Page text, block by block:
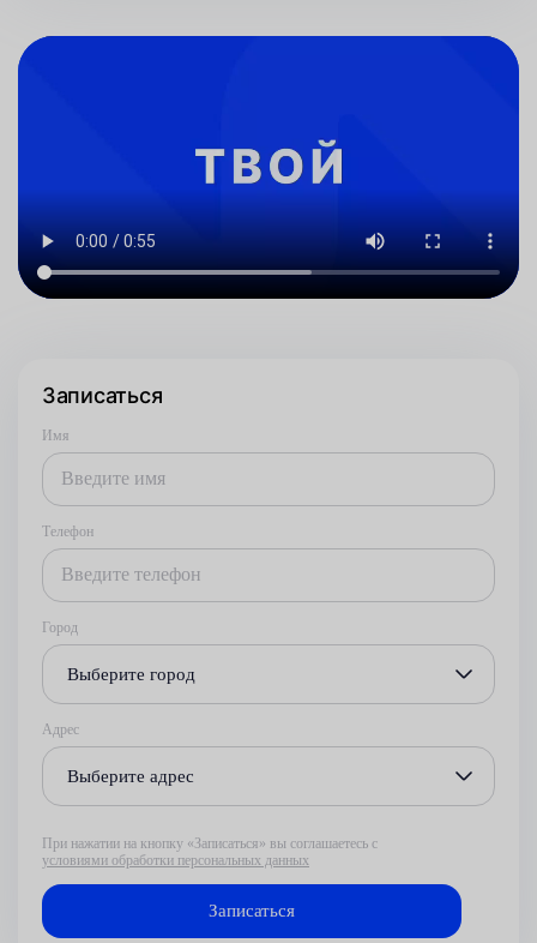
Записаться
Имя
Телефон
Город
Выберите город
Адрес
Выберите адрес
При нажатии на кнопку «Записаться» вы соглашаетесь с
условиями обработки персональных данных